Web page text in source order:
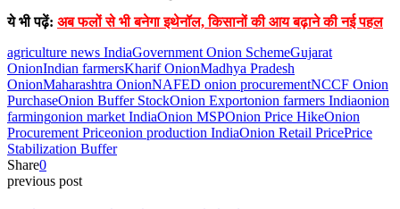
ये भी पढ़ें: अब फलों से भी बनेगा इथेनॉल, किसानों की आय बढ़ाने की नई पहल
agriculture news IndiaGovernment Onion SchemeGujarat
OnionIndian farmersKharif OnionMadhya Pradesh
OnionMaharashtra OnionNAFED onion procurementNCCF Onion
PurchaseOnion Buffer StockOnion Exportonion farmers Indiaonion
farmingonion market IndiaOnion MSPOnion Price HikeOnion
Procurement Priceonion production IndiaOnion Retail PricePrice
Stabilization Buffer
Share0
previous post